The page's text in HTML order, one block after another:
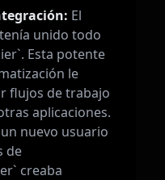
El
unido todo
Esta potente
le
flujos de trabajo
aplicaciones.
nuevo usuario
de
creaba